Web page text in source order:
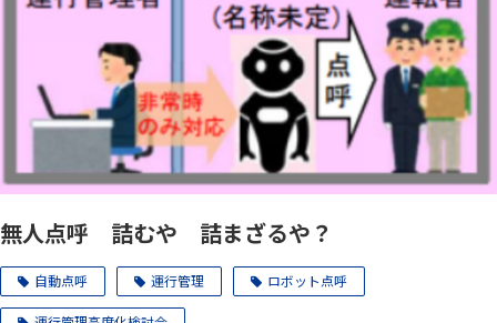
無人点呼 詰むや 詰まざるや？
自動点呼 運行管理 ロボット点呼